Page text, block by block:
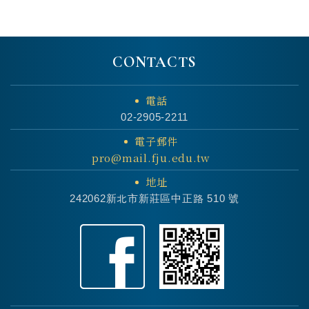
CONTACTS
電話
02-2905-2211
電子郵件
pro@mail.fju.edu.tw
地址
242062新北市新莊區中正路 510 號